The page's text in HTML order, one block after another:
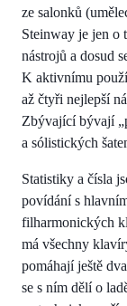
ze salonků
Steinway je jen o
nástrojů a dosud
K aktivnímu
až čtyři nejlepší
Zbývající bývají
a sólistických
Statistiky a čísla
povídání s
filharmonických
má všechny
pomáhají ještě
se s ním dělí o